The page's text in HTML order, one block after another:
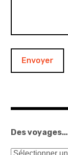
Envoyer
Des voyages…
Des